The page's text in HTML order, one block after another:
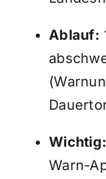
Ablauf:
Wichtig:
Warn-